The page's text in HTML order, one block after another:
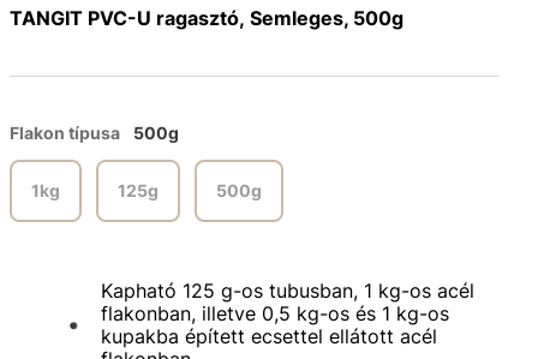
TANGIT PVC-U ragasztó, Semleges, 500g
Flakon típusa 500g
1kg 125g 500g
Kapható 125 g-os tubusban, 1 kg-os acél
flakonban, illetve 0,5 kg-os és 1 kg-os
kupakba épített ecsettel ellátott acél